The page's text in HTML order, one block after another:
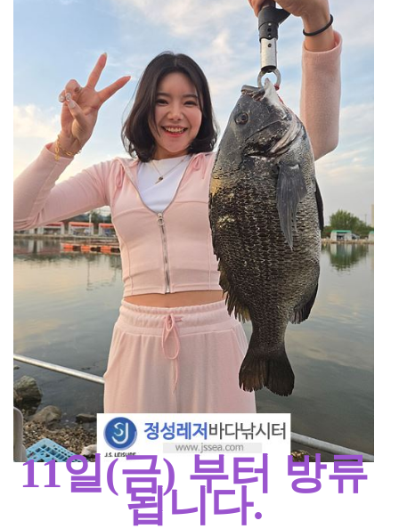
11일(금) 부터 방류
됩니다.